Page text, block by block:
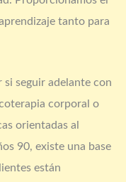
tanto para
si seguir adelante con
corporal o
orientadas al
90, existe una base
están